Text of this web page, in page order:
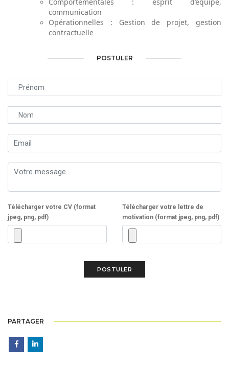
communication
Opérationnelles : Gestion de projet, gestion
contractuelle
POSTULER
Télécharger votre CV (format
jpeg, png, pdf)
Télécharger votre lettre de
motivation (format jpeg, png, pdf)
PARTAGER